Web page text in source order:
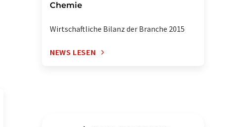
Chemie
Wirtschaftliche Bilanz der Branche 2015
NEWS LESEN